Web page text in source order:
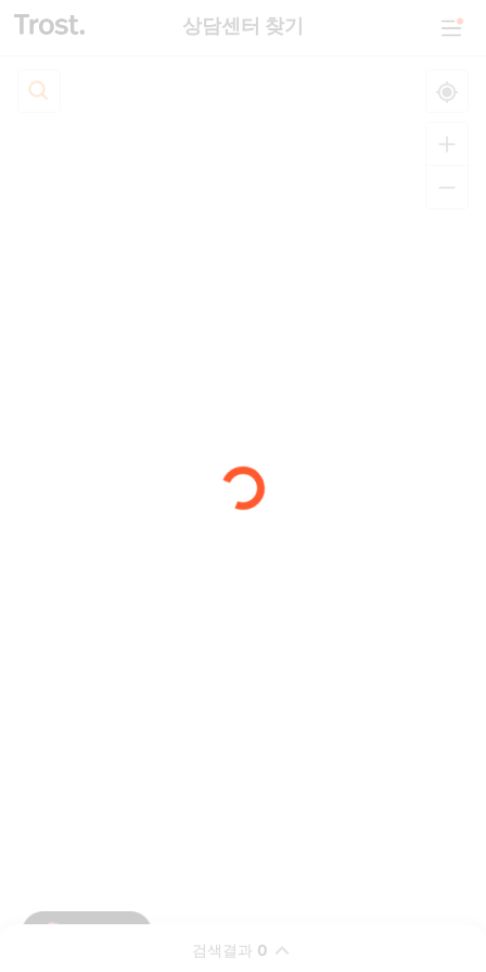
상담센터 찾기
검색결과 0